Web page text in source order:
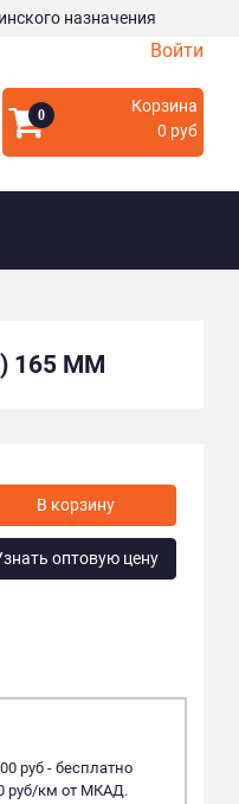
назначения
Войти
0
Корзина
0 руб
165 ММ
В корзину
оптовую цену
руб - бесплатно
руб/км от МКАД.